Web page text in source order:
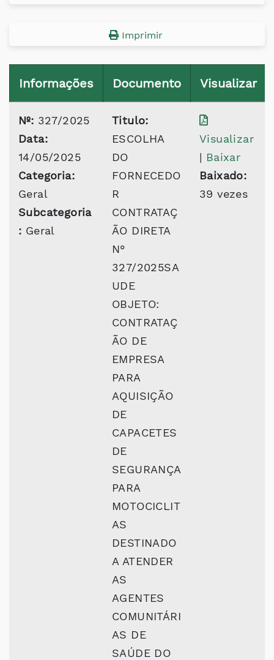
Imprimir
Informações Documento Visualizar
Nº: 327/2025
Data:
14/05/2025
Categoria:
Geral
Subcategoria
: Geral
Titulo:
ESCOLHA
DO
FORNECEDO
R
CONTRATAÇ
ÃO DIRETA
N°
327/2025SA
UDE
OBJETO:
CONTRATAÇ
ÃO DE
EMPRESA
PARA
AQUISIÇÃO
DE
CAPACETES
DE
SEGURANÇA
PARA
MOTOCICLIT
AS
DESTINADO
A ATENDER
AS
AGENTES
COMUNITÁRI
AS DE
SAÚDE DO
Visualizar
| Baixar
Baixado:
39 vezes